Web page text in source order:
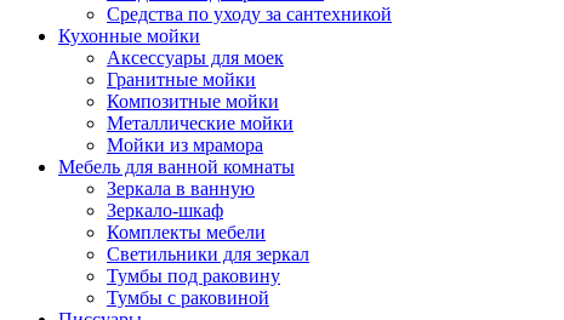
Средства по уходу за сантехникой
Кухонные мойки
Аксессуары для моек
Гранитные мойки
Композитные мойки
Металлические мойки
Мойки из мрамора
Мебель для ванной комнаты
Зеркала в ванную
Зеркало-шкаф
Комплекты мебели
Светильники для зеркал
Тумбы под раковину
Тумбы с раковиной